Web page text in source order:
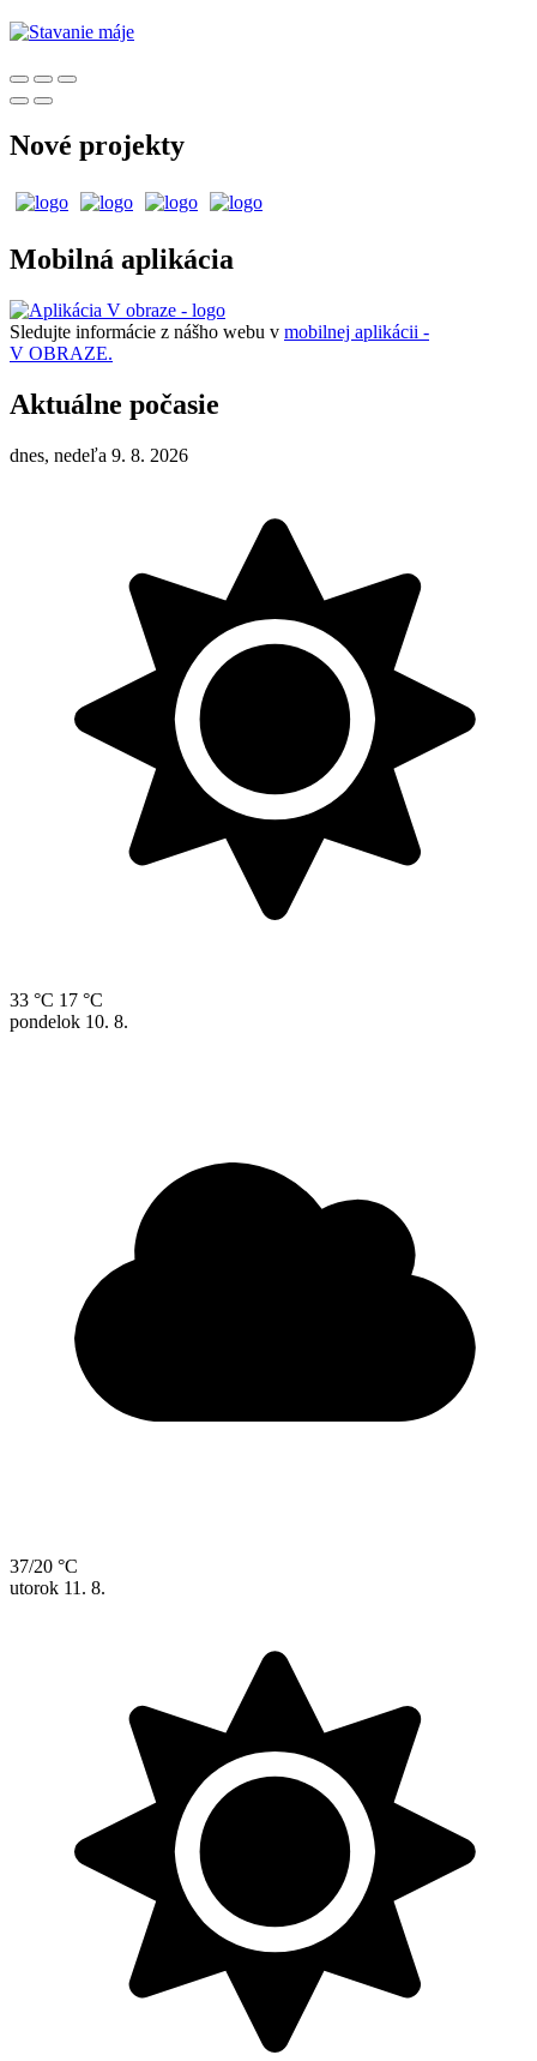
Nové projekty
Mobilná aplikácia
Sledujte informácie z nášho webu v mobilnej aplikácii -
V OBRAZE.
Aktuálne počasie
dnes, nedeľa 9. 8. 2026
33 °C 17 °C
pondelok 10. 8.
37/20 °C
utorok 11. 8.